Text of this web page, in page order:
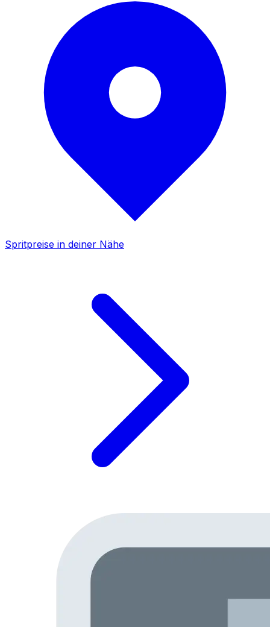
Spritpreise in deiner Nähe